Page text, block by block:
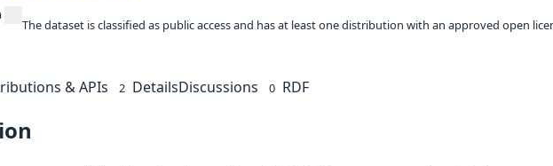
The dataset is classified as public access and has at least one distribution with an approved open
& APIs 2 DetailsDiscussions 0 RDF